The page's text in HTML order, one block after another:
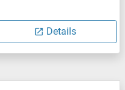
Details